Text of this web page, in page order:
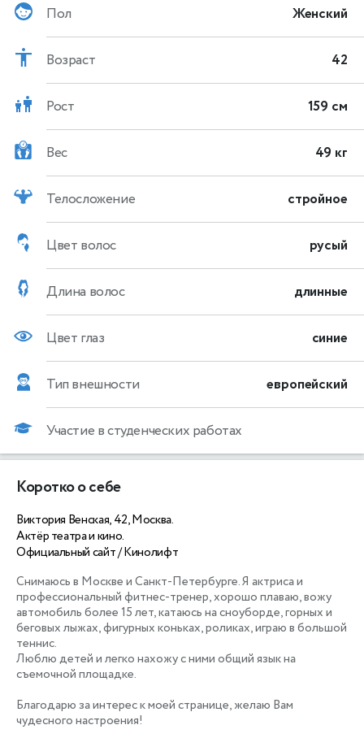
Пол Женский
Возраст 42
Рост 159 см
Вес 49 кг
Телосложение стройное
Цвет волос русый
Длина волос длинные
Цвет глаз синие
Тип внешности европейский
Участие в студенческих работах
Коротко о себе
Виктория Венская, 42, Москва.
Актёр театра и кино.
Официальный сайт / Кинолифт
Снимаюсь в Москве и Санкт-Петербурге. Я актриса и
профессиональный фитнес-тренер, хорошо плаваю, вожу
автомобиль более 15 лет, катаюсь на сноуборде, горных и
беговых лыжах, фигурных коньках, роликах, играю в большой
теннис.
Люблю детей и легко нахожу с ними общий язык на
съемочной площадке.
Благодарю за интерес к моей странице, желаю Вам
чудесного настроения!